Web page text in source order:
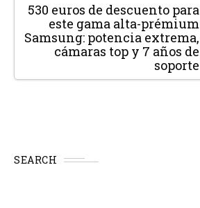
530 euros de descuento para
este gama alta-prémium
Samsung: potencia extrema,
cámaras top y 7 años de
soporte
SEARCH